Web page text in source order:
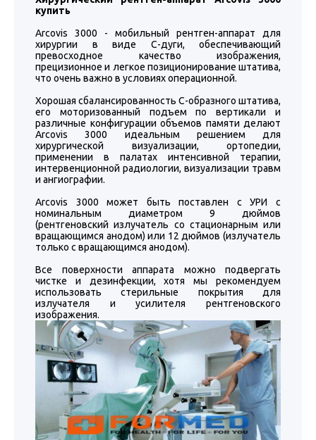
купить
Arcovis 3000 - мобильный рентген-аппарат для
хирургии в виде С-дуги, обеспечивающий
превосходное качество изображения,
прецизионное и легкое позиционирование штатива,
что очень важно в условиях операционной.
Хорошая сбалансированность С-образного штатива,
его моторизованный подъем по вертикали и
различные конфигурации объемов памяти делают
Arcovis 3000 идеальным решением для
хирургической визуализации, ортопедии,
применении в палатах интенсивной терапии,
интервенционной радиологии, визуализации травм
и ангиографии.
Arcovis 3000 может быть поставлен с УРИ с
номинальным диаметром 9 дюймов
(рентгеновский излучатель со стационарным или
вращающимся анодом) или 12 дюймов (излучатель
только с вращающимся анодом).
Все поверхности аппарата можно подвергать
чистке и дезинфекции, хотя мы рекомендуем
использовать стерильные покрытия для
излучателя и усилителя рентгеновского
изображения.